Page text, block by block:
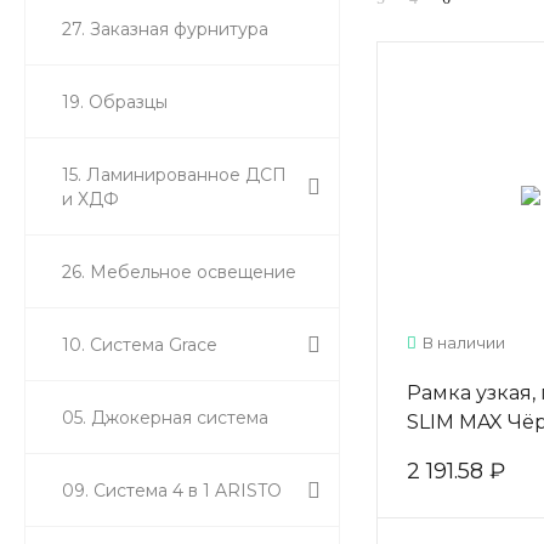
27. Заказная фурнитура
19. Образцы
15. Ламинированное ДСП
и ХДФ
26. Мебельное освещение
10. Система Grace
05. Джокерная система
09. Система 4 в 1 ARISTO
В наличии
Рамка узкая,
SLIM MAX
2 191.58 ₽